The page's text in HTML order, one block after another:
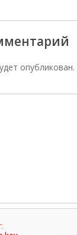
опубликован.